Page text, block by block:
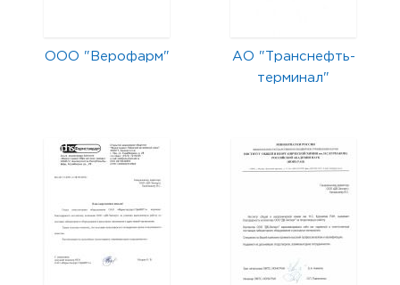
ООО "Верофарм"
АО "Транснефть-
терминал"